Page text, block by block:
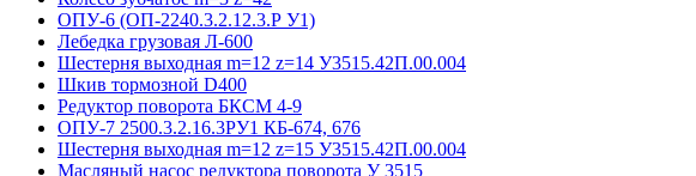
ОПУ-6 (ОП-2240.3.2.12.3.Р У1)
Лебедка грузовая Л-600
Шестерня выходная m=12 z=14 У3515.42П.00.004
Шкив тормозной D400
Редуктор поворота БКСМ 4-9
ОПУ-7 2500.3.2.16.3РУ1 КБ-674, 676
Шестерня выходная m=12 z=15 У3515.42П.00.004
Масляный насос редуктора поворота У 3515